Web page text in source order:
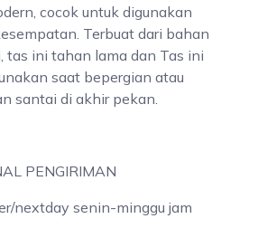
cocok untuk digunakan
Terbuat dari bahan
tas ini tahan lama dan Tas ini
saat bepergian atau
santai di akhir pekan.
PENGIRIMAN
nextday senin-minggu jam